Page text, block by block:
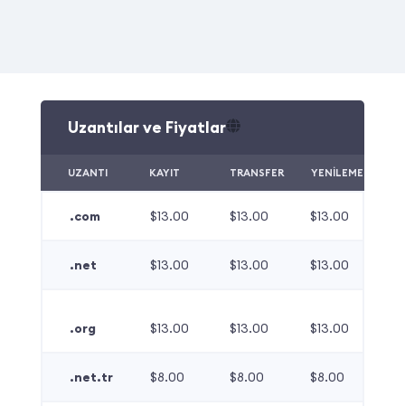
Uzantılar ve Fiyatlar
UZANTI KAYIT TRANSFER YENİLEME
.com $13.00 $13.00 $13.00
.net $13.00 $13.00 $13.00
.org $13.00 $13.00 $13.00
.net.tr $8.00 $8.00 $8.00